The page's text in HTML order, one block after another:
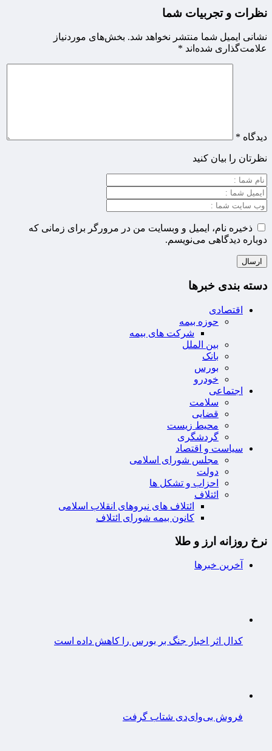
نظرات و تجربیات شما
نشانی ایمیل شما منتشر نخواهد شد. بخش‌های موردنیاز
علامت‌گذاری شده‌اند *
دیدگاه *
نظرتان را بیان کنید
ذخیره نام، ایمیل و وبسایت من در مرورگر برای زمانی که
دوباره دیدگاهی می‌نویسم.
دسته بندی خبرها
اقتصادی
حوزه بیمه
شرکت های بیمه
بین الملل
بانک
بورس
خودرو
اجتماعی
سلامت
قضایی
محیط زیست
گردشگری
سیاست و اقتصاد
مجلس شورای اسلامی
دولت
احزاب و تشکل ها
ائتلاف
ائتلاف های نیروهای انقلاب اسلامی
کانون بیمه شورای ائتلاف
نرخ روزانه ارز و طلا
آخرین خبرها
کدال اثر اخبار جنگ بر بورس را کاهش داده است
فروش بی‌وای‌دی شتاب گرفت